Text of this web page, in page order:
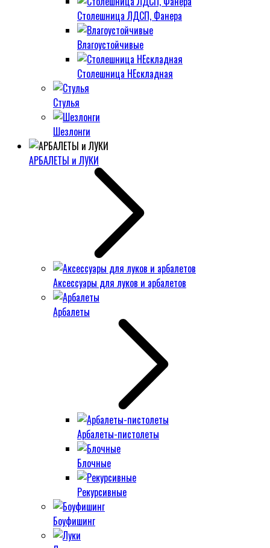
Столешница ЛДСП, Фанера
Влагоустойчивые
Столешница НЕскладная
Стулья
Шезлонги
АРБАЛЕТЫ и ЛУКИ
Аксессуары для луков и арбалетов
Арбалеты
Арбалеты-пистолеты
Блочные
Рекурсивные
Боуфишинг